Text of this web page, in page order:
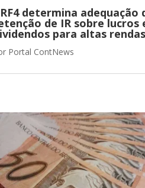
determina adequação
de IR sobre lucros
para altas rendas
Portal ContNews